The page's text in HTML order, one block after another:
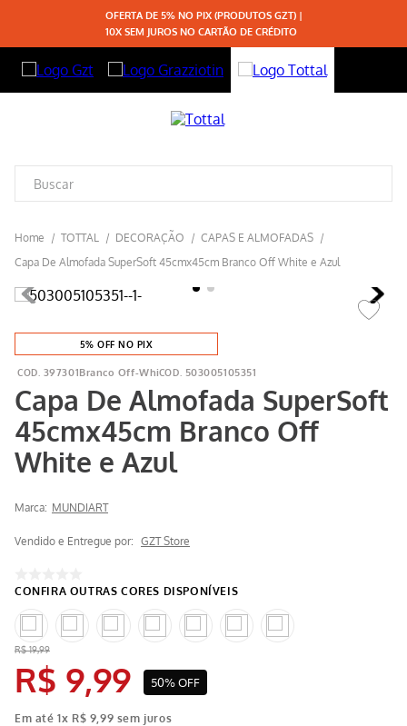
OFERTA DE 5% NO PIX (PRODUTOS GZT) |
10X SEM JUROS NO CARTÃO DE CRÉDITO
TOTTAL DECORAÇÃO
CAPAS E ALMOFADAS
Capa De Almofada SuperSoft 45cmx45cm Branco Off White e Azul
5% OFF NO PIX
397301Branco Off-Whi 503005105351
Capa De Almofada SuperSoft
45cmx45cm Branco Off
White e Azul
Marca: MUNDIART
Vendido e Entregue por: GZT Store
R$ 19,99
R$ 9,99 50%OFF
Em até1x R$ 9 ,99 sem juros